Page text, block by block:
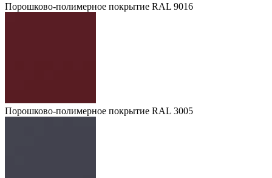
Порошково-полимерное покрытие RAL 9016
Порошково-полимерное покрытие RAL 3005